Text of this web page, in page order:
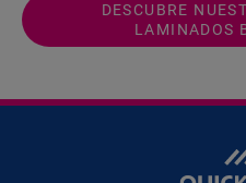
DESCUBRE
LAMINADOS